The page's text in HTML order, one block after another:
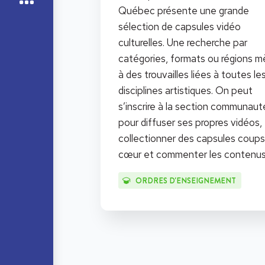
Québec présente une grande
sélection de capsules vidéo
culturelles. Une recherche par
catégories, formats ou régions
à des trouvailles liées à toutes les
disciplines artistiques. On peut
s’inscrire à la section
pour diffuser ses propres vidéos,
collectionner des capsules
cœur et commenter les
ORDRES D'ENSEIGNEMENT